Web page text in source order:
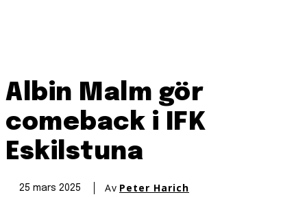
Albin Malm gör
comeback i IFK
Eskilstuna
25 mars 2025 Av Peter Harich